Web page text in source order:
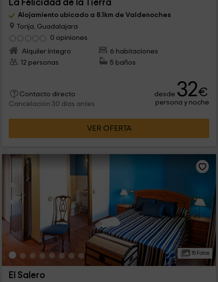
La Felicidad de la Tierra
Alojamiento ubicado a 8.1km de Valdenoches
Torija, Guadalajara
0 opiniones
Alquiler íntegro
6 habitaciones
12 personas
5 baños
Contacto directo
Cancelación 30 días antes
desde 32€
persona y noche
VER OFERTA
15 Fotos
El Salero